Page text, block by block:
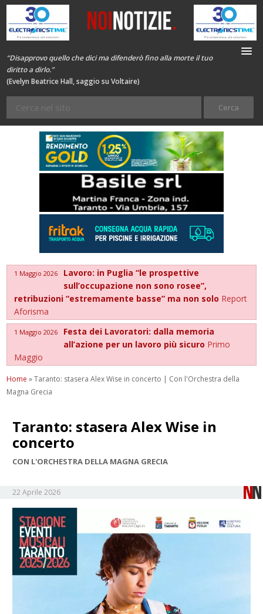
“Disapprovo quello che dici ma difenderò fino alla morte il tuo
diritto a dirlo.”
(Evelyn Beatrice Hall, saggio su Voltaire)
1 Maggio 2026
Lavoro: in Puglia “le prospettive
sull’occupazione non sono rosee”,
retribuzioni “estremamente basse” ma non solo Report
Aforisma
1 Maggio 2026
Festa dei Lavoratori: dalla memoria
all’azione per un lavoro più sicuro Primo
Maggio
Home »Taranto: stasera Alex Wise in concerto | Con l'Orchestra della
Magna Grecia
Taranto: stasera Alex Wise in
concerto
CON L'ORCHESTRA DELLA MAGNA GRECIA
22 Aprile 2026